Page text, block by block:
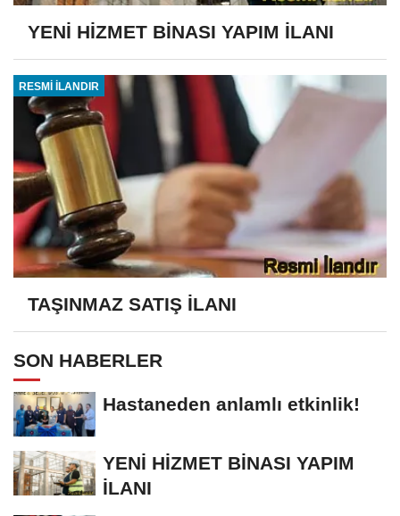
YENİ HİZMET BİNASI YAPIM İLANI
RESMİ İLANDIR
TAŞINMAZ SATIŞ İLANI
SON HABERLER
Hastaneden anlamlı etkinlik!
YENİ HİZMET BİNASI YAPIM
İLANI